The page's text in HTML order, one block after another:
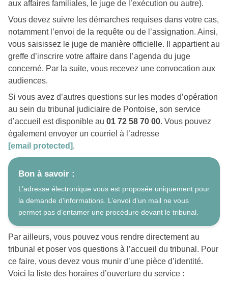
aux affaires familiales, le juge de l’exécution ou autre).
Vous devez suivre les démarches requises dans votre cas,
notamment l’envoi de la requête ou de l’assignation. Ainsi,
vous saisissez le juge de manière officielle. Il appartient au
greffe d’inscrire votre affaire dans l’agenda du juge
concerné. Par la suite, vous recevez une convocation aux
audiences.
Si vous avez d’autres questions sur les modes d’opération
au sein du tribunal judiciaire de Pontoise, son service
d’accueil est disponible au 01 72 58 70 00. Vous pouvez
également envoyer un courriel à l’adresse
[email protected].
Bon à savoir :
L’adresse électronique vous est proposée uniquement pour
la demande d’informations. L’envoi d’un mail ne vous
permet pas d’entamer une procédure devant le tribunal.
Par ailleurs, vous pouvez vous rendre directement au
tribunal et poser vos questions à l’accueil du tribunal. Pour
ce faire, vous devez vous munir d’une pièce d’identité.
Voici la liste des horaires d’ouverture du service :